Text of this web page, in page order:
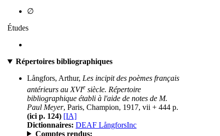
∅
Études
Répertoires bibliographiques
Långfors, Arthur, Les incipit des poèmes français
antérieurs au XVIe siècle. Répertoire
bibliographique établi à l'aide de notes de M.
Paul Meyer, Paris, Champion, 1917, vii + 444 p.
(ici p. 124) [IA]
Dictionnaires: DEAF LångforsInc
Comptes rendus: